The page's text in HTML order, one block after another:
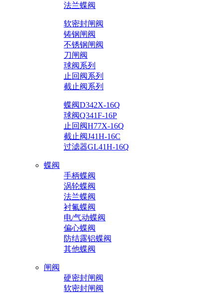
法兰蝶阀
软密封闸阀
铸钢闸阀
不锈钢闸阀
刀闸阀
球阀系列
止回阀系列
截止阀系列
蝶阀D342X-16Q
球阀Q341F-16P
止回阀H77X-16Q
截止阀J41H-16C
过滤器GL41H-16Q
蝶阀
手柄蝶阀
涡轮蝶阀
法兰蝶阀
衬氟蝶阀
电/气动蝶阀
偏心蝶阀
防结露铝蝶阀
其他蝶阀
闸阀
硬密封闸阀
软密封闸阀